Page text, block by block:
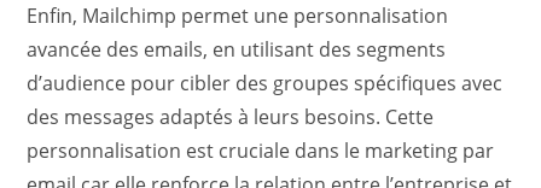
Enfin, Mailchimp permet une personnalisation
avancée des emails, en utilisant des segments
d’audience pour cibler des groupes spécifiques avec
des messages adaptés à leurs besoins. Cette
personnalisation est cruciale dans le marketing par